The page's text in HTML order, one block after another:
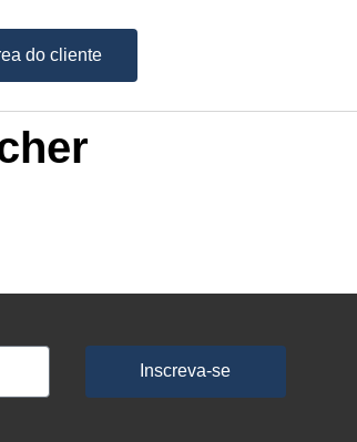
do cliente
Inscreva-se